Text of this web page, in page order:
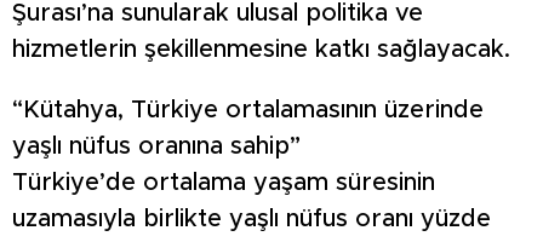
Şurası’na sunularak ulusal politika ve
hizmetlerin şekillenmesine katkı sağlayacak.
“Kütahya, Türkiye ortalamasının üzerinde
yaşlı nüfus oranına sahip”
Türkiye’de ortalama yaşam süresinin
uzamasıyla birlikte yaşlı nüfus oranı yüzde